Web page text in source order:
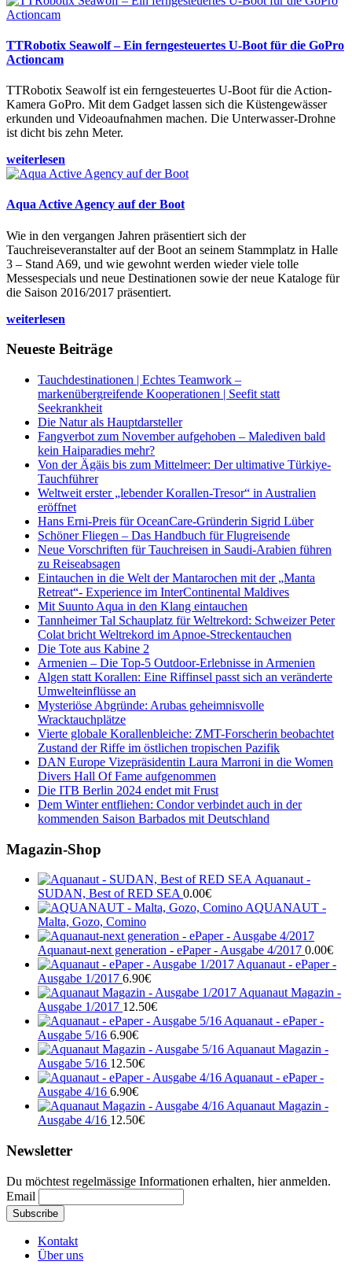
TTRobotix Seawolf – Ein ferngesteuertes U-Boot für die GoPro
Actioncam
TTRobotix Seawolf ist ein ferngesteuertes U-Boot für die Action-
Kamera GoPro. Mit dem Gadget lassen sich die Küstengewässer
erkunden und Videoaufnahmen machen. Die Unterwasser-Drohne
ist dicht bis zehn Meter.
weiterlesen
Aqua Active Agency auf der Boot
Wie in den vergangen Jahren präsentiert sich der
Tauchreiseveranstalter auf der Boot an seinem Stammplatz in Halle
3 – Stand A69, und wie gewohnt werden wieder viele tolle
Messespecials und neue Destinationen sowie der neue Kataloge für
die Saison 2016/2017 präsentiert.
weiterlesen
Neueste Beiträge
Tauchdestinationen | Echtes Teamwork –
markenübergreifende Kooperationen | Seefit statt
Seekrankheit
Die Natur als Hauptdarsteller
Fangverbot zum November aufgehoben – Malediven bald
kein Haiparadies mehr?
Von der Ägäis bis zum Mittelmeer: Der ultimative Türkiye-
Tauchführer
Weltweit erster „lebender Korallen-Tresor“ in Australien
eröffnet
Hans Erni-Preis für OceanCare-Gründerin Sigrid Lüber
Schöner Fliegen – Das Handbuch für Flugreisende
Neue Vorschriften für Tauchreisen in Saudi-Arabien führen
zu Reiseabsagen
Eintauchen in die Welt der Mantarochen mit der „Manta
Retreat“- Experience im InterContinental Maldives
Mit Suunto Aqua in den Klang eintauchen
Tannheimer Tal Schauplatz für Weltrekord: Schweizer Peter
Colat bricht Weltrekord im Apnoe-Streckentauchen
Die Tote aus Kabine 2
Armenien – Die Top-5 Outdoor-Erlebnisse in Armenien
Algen statt Korallen: Eine Riffinsel passt sich an veränderte
Umwelteinflüsse an
Mysteriöse Abgründe: Arubas geheimnisvolle
Wracktauchplätze
Vierte globale Korallenbleiche: ZMT-Forscherin beobachtet
Zustand der Riffe im östlichen tropischen Pazifik
DAN Europe Vizepräsidentin Laura Marroni in die Women
Divers Hall Of Fame aufgenommen
Die ITB Berlin 2024 endet mit Frust
Dem Winter entfliehen: Condor verbindet auch in der
kommenden Saison Barbados mit Deutschland
Magazin-Shop
Aquanaut -
SUDAN, Best of RED SEA 0.00€
AQUANAUT -
Malta, Gozo, Comino
Aquanaut-next generation - ePaper - Ausgabe 4/2017 0.00€
Aquanaut - ePaper -
Ausgabe 1/2017 6.90€
Aquanaut Magazin -
Ausgabe 1/2017 12.50€
Aquanaut - ePaper -
Ausgabe 5/16 6.90€
Aquanaut Magazin -
Ausgabe 5/16 12.50€
Aquanaut - ePaper -
Ausgabe 4/16 6.90€
Aquanaut Magazin -
Ausgabe 4/16 12.50€
Newsletter
Du möchtest regelmässige Informationen erhalten, hier anmelden.
Email
Kontakt
Über uns